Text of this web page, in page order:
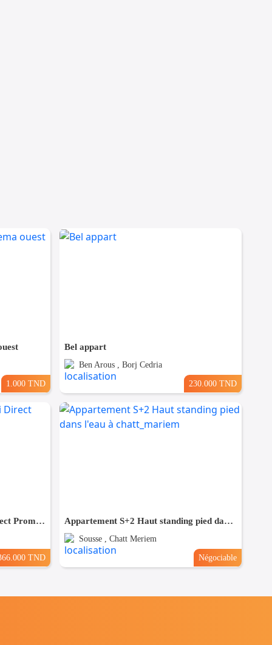
1.000 TND
Bel appart
Ben Arous , Borj Cedria
230.000 TND
(S+3) à Bouhsina el Ghazali Direct Promoteur
TND
Appartement S+2 Haut standing pied dans l'eau à chatt_mariem
Sousse , Chatt Meriem
Négociable